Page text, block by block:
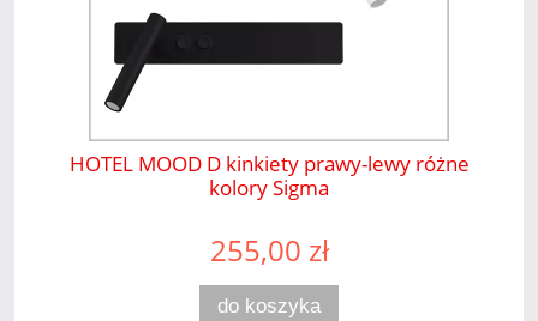
HOTEL MOOD D kinkiety prawy-lewy różne
kolory Sigma
255,00 zł
do koszyka